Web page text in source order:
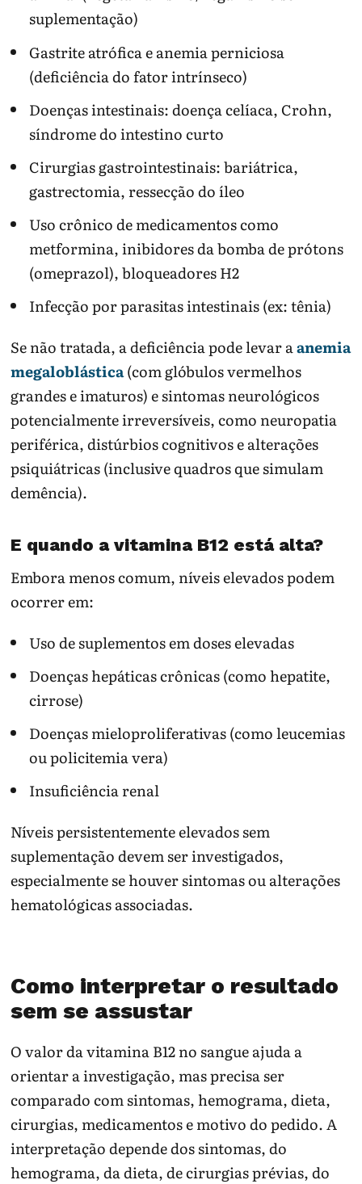
suplementação)
Gastrite atrófica e anemia perniciosa
(deficiência do fator intrínseco)
Doenças intestinais: doença celíaca, Crohn,
síndrome do intestino curto
Cirurgias gastrointestinais: bariátrica,
gastrectomia, ressecção do íleo
Uso crônico de medicamentos como
metformina, inibidores da bomba de prótons
(omeprazol), bloqueadores H2
Infecção por parasitas intestinais (ex: tênia)
Se não tratada, a deficiência pode levar aanemia
megaloblástica(com glóbulos vermelhos
grandes e imaturos) e sintomas neurológicos
potencialmente irreversíveis, como neuropatia
periférica, distúrbios cognitivos e alterações
psiquiátricas (inclusive quadros que simulam
demência).
E quando a vitamina B12 está alta?
Embora menos comum, níveis elevados podem
ocorrer em:
Uso de suplementos em doses elevadas
Doenças hepáticas crônicas (como hepatite,
cirrose)
Doenças mieloproliferativas (como leucemias
ou policitemia vera)
Insuficiência renal
Níveis persistentemente elevados sem
suplementação devem ser investigados,
especialmente se houver sintomas ou alterações
hematológicas associadas.
Como interpretar o resultado
sem se assustar
O valor da vitamina B12 no sangue ajuda a
orientar a investigação, mas precisa ser
comparado com sintomas, hemograma, dieta,
cirurgias, medicamentos e motivo do pedido. A
interpretação depende dos sintomas, do
hemograma, da dieta, de cirurgias prévias, do